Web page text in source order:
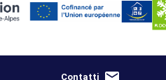
Contatti